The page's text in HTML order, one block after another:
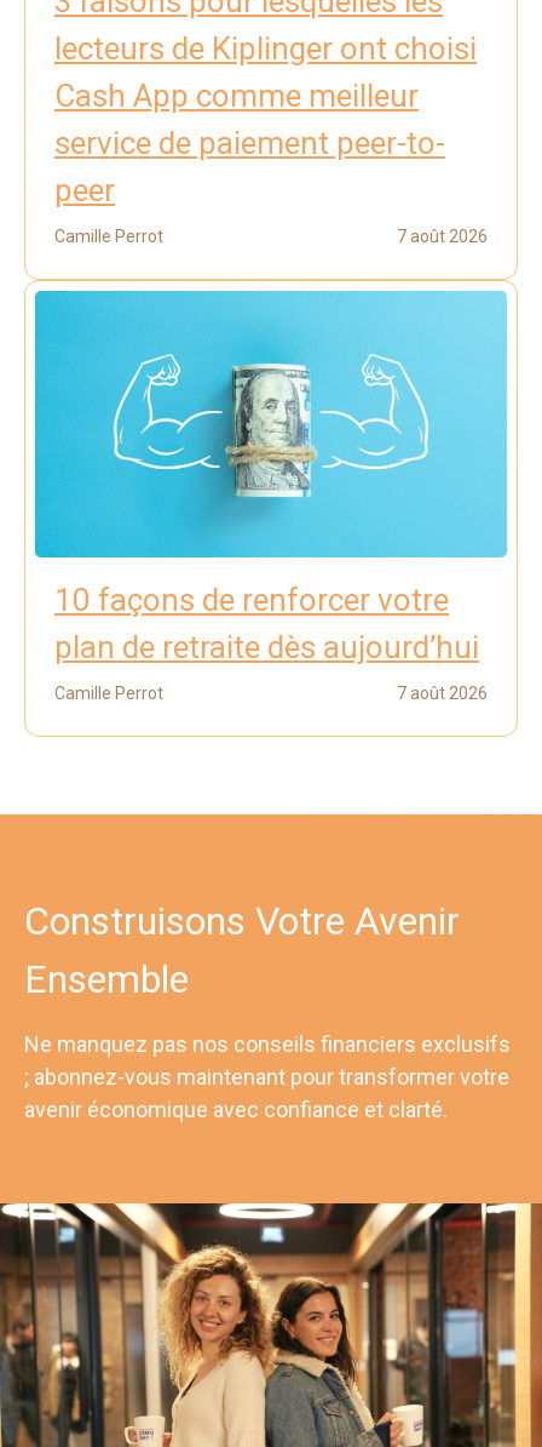
lecteurs de Kiplinger ont choisi
Cash App comme meilleur
service de paiement peer-to-
peer
Camille Perrot 7 août 2026
10 façons de renforcer votre
plan de retraite dès aujourd’hui
Camille Perrot 7 août 2026
Construisons Votre Avenir
Ensemble
Ne manquez pas nos conseils financiers exclusifs
; abonnez-vous maintenant pour transformer votre
avenir économique avec confiance et clarté.